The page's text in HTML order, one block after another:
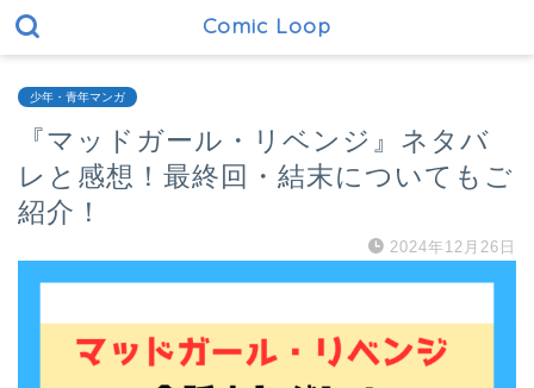
Comic Loop
少年・青年マンガ
『マッドガール・リベンジ』ネタバ
レと感想！最終回・結末についてもご
紹介！
2024年12月26日